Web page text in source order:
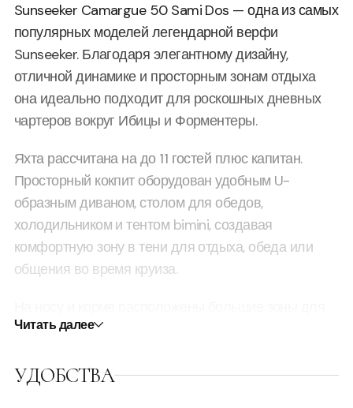
Sunseeker Camargue 50 Sami Dos — одна из самых
популярных моделей легендарной верфи
Sunseeker. Благодаря элегантному дизайну,
отличной динамике и просторным зонам отдыха
она идеально подходит для роскошных дневных
чартеров вокруг Ибицы и Форментеры.
Яхта рассчитана на до 11 гостей плюс капитан.
Просторный кокпит оборудован удобным U-
образным диваном, столом для обедов,
холодильником и тентом bimini, создавая
комфортную зону в тени для отдыха, обеда или
общения во время круиза.
загара, где гости могут наслаждаться солнцем и
бухтах Ибицы и Форментеры.
Читать далее
УДОБСТВА